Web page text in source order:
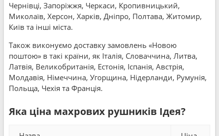
Чернівці, Запоріжжя, Черкаси, Кропивницький,
Миколаїв, Херсон, Харків, Дніпро, Полтава, Житомир,
Київ та інші міста.
Також виконуємо доставку замовлень «Новою
поштою» в такі країни, як Італія, Словаччина, Литва,
Латвія, Великобританія, Естонія, Іспанія, Австрія,
Молдавія, Німеччина, Угорщина, Нідерланди, Румунія,
Польща, Чехія та Франція.
Яка ціна махрових рушників Ідея?